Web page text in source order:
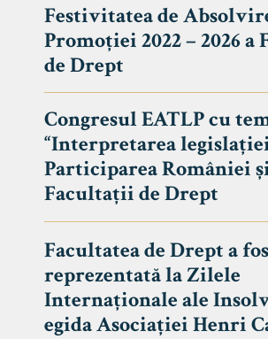
UNIVERSITATEA BABEȘ -
Festivitatea de
Promoției 2022 – 2026
de Drept
Congresul EATLP cu
“Interpretarea
Participarea României
Facultații de Drept
Facultatea de Drept a
reprezentată la Zilele
Internaționale ale
egida Asociației Henri